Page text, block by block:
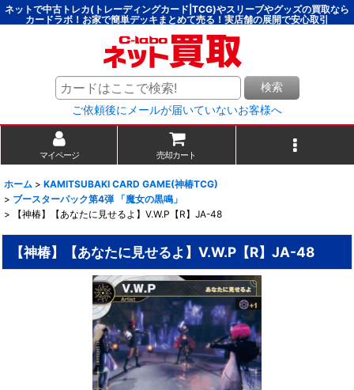
ネットで中古トレカ(トレーディングカード|TCG)やスリーブやグッズの買取なら
カードラボ！お家で簡単デッキまとめて売る！実店舗の展開で安心取引
検索
ご依頼後にメールが届いていないお客様へ
マイページ 売却カート
ホーム > KAMITSUBAKI CARD GAME(神椿TCG)
> ブースターパック第4弾 「魔女の黒鳴」
>
【神椿】【あなたに見せるよ】V.W.P【R】JA-48
【神椿】【あなたに見せるよ】V.W.P【R】JA-48